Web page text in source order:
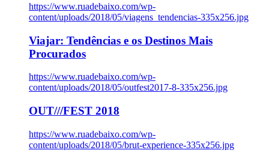
https://www.ruadebaixo.com/wp-
content/uploads/2018/05/viagens_tendencias-335x256.jpg
Viajar: Tendências e os Destinos Mais
Procurados
https://www.ruadebaixo.com/wp-
content/uploads/2018/05/outfest2017-8-335x256.jpg
OUT///FEST 2018
https://www.ruadebaixo.com/wp-
content/uploads/2018/05/brut-experience-335x256.jpg